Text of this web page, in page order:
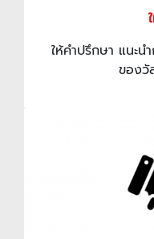
ให้คำปรึกษา แนะน
ของวั